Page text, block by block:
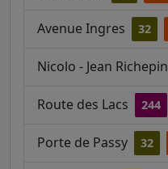
Avenue Ingres 32
Nicolo - Jean Richepin
Route des Lacs 244
Porte de Passy 32